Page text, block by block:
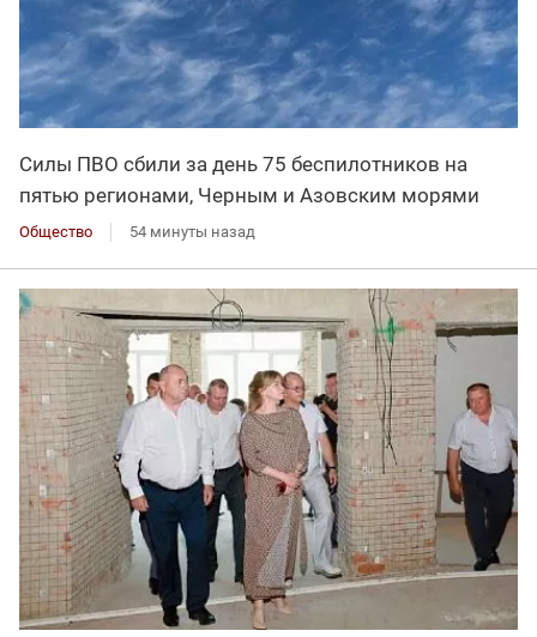
Силы ПВО сбили за день 75 беспилотников на
пятью регионами, Черным и Азовским морями
Общество 54 минуты назад